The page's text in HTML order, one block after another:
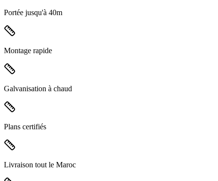
Portée jusqu'à 40m
Montage rapide
Galvanisation à chaud
Plans certifiés
Livraison tout le Maroc